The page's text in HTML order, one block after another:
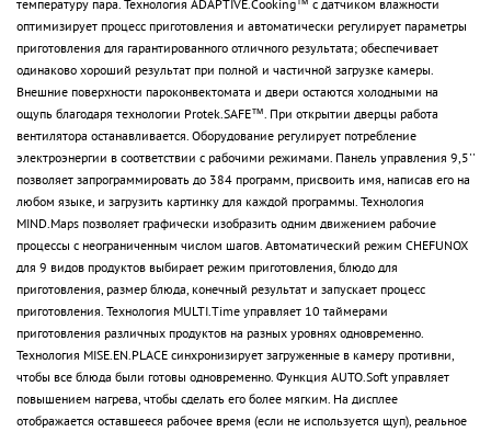
температуру пара. Технология ADAPTIVE.Cooking™ с датчиком влажности
оптимизирует процесс приготовления и автоматически регулирует параметры
приготовления для гарантированного отличного результата; обеспечивает
одинаково хороший результат при полной и частичной загрузке камеры.
Внешние поверхности пароконвектомата и двери остаются холодными на
ощупь благодаря технологии Protek.SAFE™. При открытии дверцы работа
вентилятора останавливается. Оборудование регулирует потребление
электроэнергии в соответствии с рабочими режимами. Панель управления 9,5''
позволяет запрограммировать до 384 программ, присвоить имя, написав его на
любом языке, и загрузить картинку для каждой программы. Технология
MIND.Maps позволяет графически изобразить одним движением рабочие
процессы с неограниченным числом шагов. Автоматический режим CHEFUNOX
для 9 видов продуктов выбирает режим приготовления, блюдо для
приготовления, размер блюда, конечный результат и запускает процесс
приготовления. Технология MULTI.Time управляет 10 таймерами
приготовления различных продуктов на разных уровнях одновременно.
Технология MISE.EN.PLACE синхронизирует загруженные в камеру противни,
чтобы все блюда были готовы одновременно. Функция AUTO.Soft управляет
повышением нагрева, чтобы сделать его более мягким. На дисплее
отображается оставшееся рабочее время (если не используется щуп), реальное